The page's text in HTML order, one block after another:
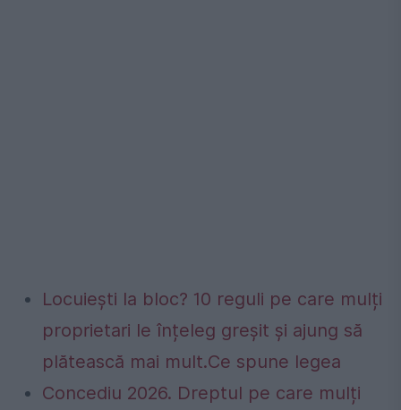
Locuiești la bloc? 10 reguli pe care mulți
proprietari le înțeleg greșit și ajung să
plătească mai mult.Ce spune legea
Concediu 2026. Dreptul pe care mulți